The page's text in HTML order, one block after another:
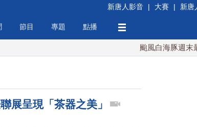
新唐人影音 | 大賽 | 新唐
節目 專題 點播
颱風白海豚週末最
展呈現「茶器之美」